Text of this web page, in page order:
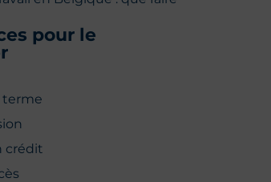
pour le
terme
crédit